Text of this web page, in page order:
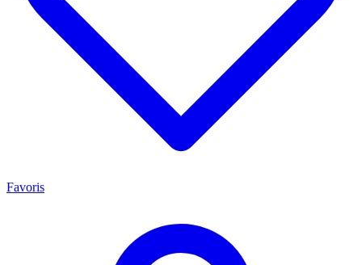
Favoris